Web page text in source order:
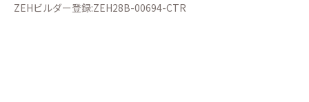
ZEHビルダー登録:ZEH28B-00694-CTR